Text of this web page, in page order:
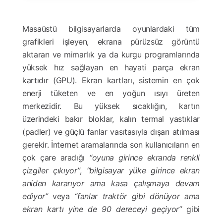
Masaüstü bilgisayarlarda oyunlardaki tüm
grafikleri işleyen, ekrana pürüzsüz görüntü
aktaran ve mimarlık ya da kurgu programlarında
yüksek hız sağlayan en hayati parça ekran
kartıdır (GPU). Ekran kartları, sistemin en çok
enerji tüketen ve en yoğun ısıyı üreten
merkezidir. Bu yüksek sıcaklığın, kartın
üzerindeki bakır bloklar, kalın termal yastıklar
(padler) ve güçlü fanlar vasıtasıyla dışarı atılması
gerekir. İnternet aramalarında son kullanıcıların en
çok çare aradığı “oyuna girince ekranda renkli
çizgiler çıkıyor”, “bilgisayar yüke girince ekran
aniden kararıyor ama kasa çalışmaya devam
ediyor”veya “fanlar traktör gibi dönüyor ama
ekran kartı yine de 90 dereceyi geçiyor”gibi